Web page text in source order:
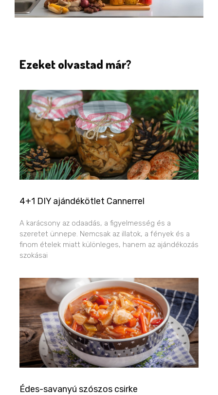
Ezeket olvastad már?
4+1 DIY ajándékötlet Cannerrel
A karácsony az odaadás, a figyelmesség és a
szeretet ünnepe. Nemcsak az illatok, a fények és a
finom ételek miatt különleges, hanem az ajándékozás
szokásai
Édes-savanyú szószos csirke